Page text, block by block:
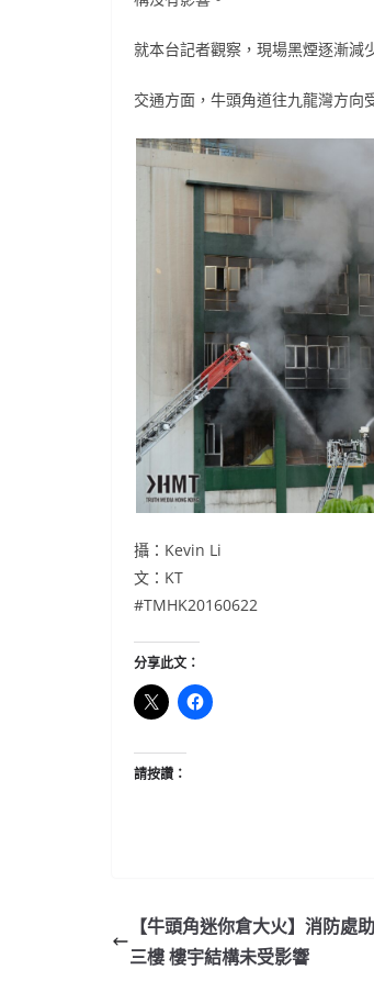
就本台記者觀察，現場黑煙逐漸減
交通方面，牛頭角道往九龍灣方向
攝：Kevin Li
文：KT
#‎TMHK20160622
分享此文：
請按讚：
【牛頭角迷你倉大火】消防處
三樓 樓宇結構未受影響